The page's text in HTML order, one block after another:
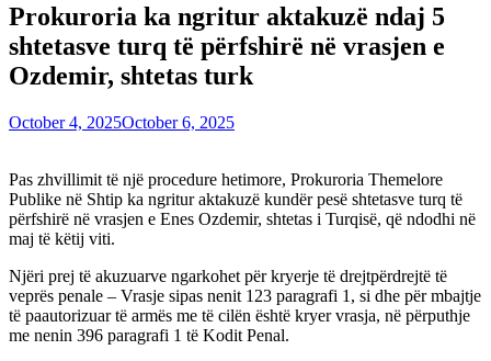
Prokuroria ka ngritur aktakuzë ndaj 5
shtetasve turq të përfshirë në vrasjen e
Ozdemir, shtetas turk
October 4, 2025October 6, 2025
Pas zhvillimit të një procedure hetimore, Prokuroria Themelore
Publike në Shtip ka ngritur aktakuzë kundër pesë shtetasve turq të
përfshirë në vrasjen e Enes Ozdemir, shtetas i Turqisë, që ndodhi në
maj të këtij viti.
Njëri prej të akuzuarve ngarkohet për kryerje të drejtpërdrejtë të
veprës penale – Vrasje sipas nenit 123 paragrafi 1, si dhe për mbajtje
të paautorizuar të armës me të cilën është kryer vrasja, në përputhje
me nenin 396 paragrafi 1 të Kodit Penal.